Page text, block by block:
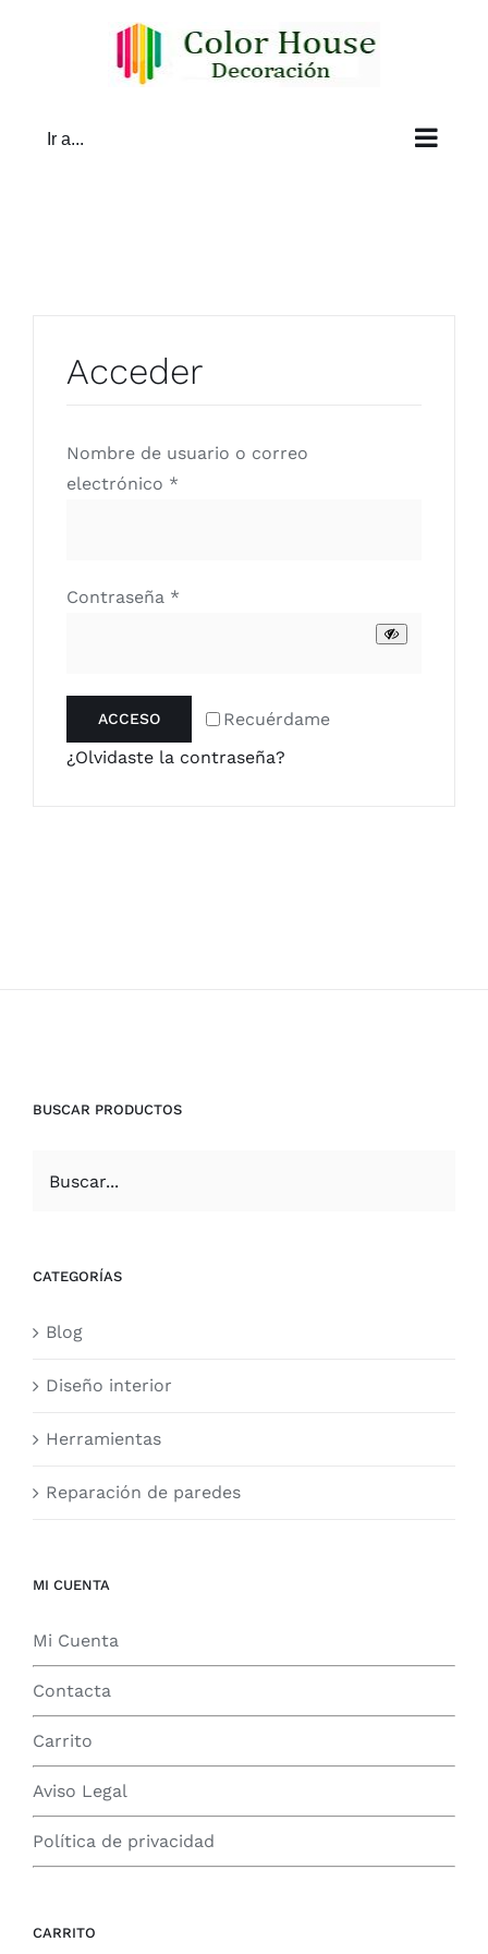
Ir a...
Acceder
Nombre de usuario o correo
electrónico *
Contraseña *
Recuérdame
ACCESO
¿Olvidaste la contraseña?
BUSCAR PRODUCTOS
CATEGORÍAS
Blog
Diseño interior
Herramientas
Reparación de paredes
MI CUENTA
Mi Cuenta
Contacta
Carrito
Aviso Legal
Política de privacidad
CARRITO